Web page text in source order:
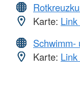
Karte:
Schwimm-
Karte: